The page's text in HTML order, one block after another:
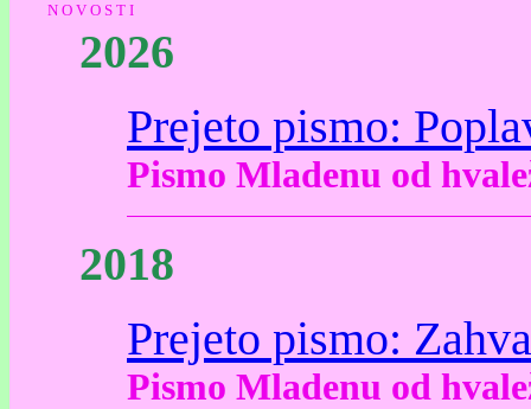
N O V O S T I
2026
Prejeto pismo:
Pismo Mladenu od
2018
Prejeto pismo:
Pismo Mladenu od